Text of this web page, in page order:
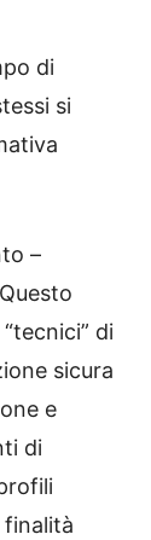
di
si
–
di
sicura
e
di
finalità